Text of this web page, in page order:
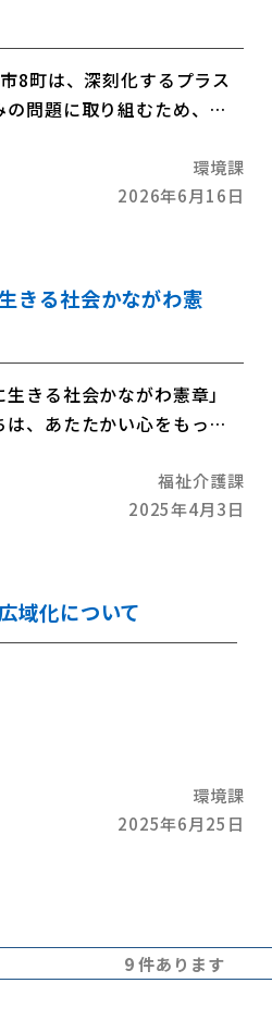
8町は、深刻化するプラス
の問題に取り組むため、共
環境課
2026年6月16日
生きる社会かながわ憲
きる社会かながわ憲章」
、あたたかい心をもっ
は、誰もがその人らしく暮
、障がい者の社会への参
らゆる壁、いかなる偏見
福祉介護課
2025年4月3日
域化について
環境課
2025年6月25日
9 件あります